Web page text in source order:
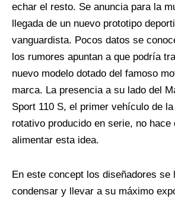
echar el resto. Se anuncia para la
llegada de un nuevo prototipo
vanguardista. Pocos datos se
los rumores apuntan a que podría
nuevo modelo dotado del famoso
marca. La presencia a su lado del
Sport 110 S, el primer vehículo de
rotativo producido en serie, no hace
alimentar esta idea.
En este concept los diseñadores se
condensar y llevar a su máximo